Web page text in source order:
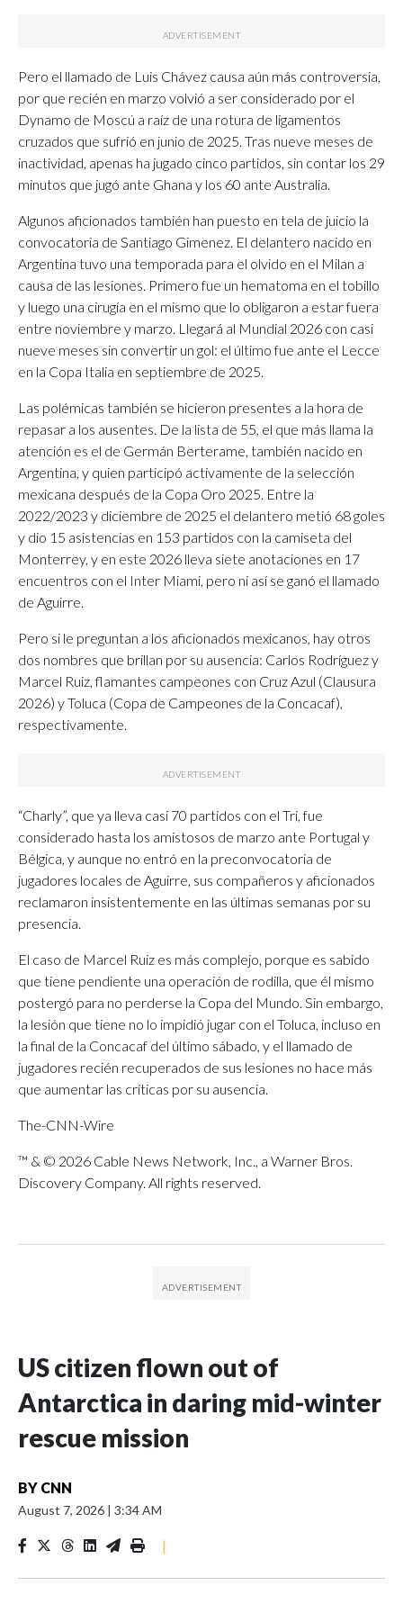
Pero el llamado de Luis Chávez causa aún más controversia,
por que recién en marzo volvió a ser considerado por el
Dynamo de Moscú a raíz de una rotura de ligamentos
cruzados que sufrió en junio de 2025. Tras nueve meses de
inactividad, apenas ha jugado cinco partidos, sin contar los 29
minutos que jugó ante Ghana y los 60 ante Australia.
Algunos aficionados también han puesto en tela de juicio la
convocatoria de Santiago Gimenez. El delantero nacido en
Argentina tuvo una temporada para el olvido en el Milan a
causa de las lesiones. Primero fue un hematoma en el tobillo
y luego una cirugía en el mismo que lo obligaron a estar fuera
entre noviembre y marzo. Llegará al Mundial 2026 con casi
nueve meses sin convertir un gol: el último fue ante el Lecce
en la Copa Italia en septiembre de 2025.
Las polémicas también se hicieron presentes a la hora de
repasar a los ausentes. De la lista de 55, el que más llama la
atención es el de Germán Berterame, también nacido en
Argentina, y quien participó activamente de la selección
mexicana después de la Copa Oro 2025. Entre la
2022/2023 y diciembre de 2025 el delantero metió 68 goles
y dio 15 asistencias en 153 partidos con la camiseta del
Monterrey, y en este 2026 lleva siete anotaciones en 17
encuentros con el Inter Miami, pero ni así se ganó el llamado
de Aguirre.
Pero si le preguntan a los aficionados mexicanos, hay otros
dos nombres que brillan por su ausencia: Carlos Rodríguez y
Marcel Ruiz, flamantes campeones con Cruz Azul (Clausura
2026) y Toluca (Copa de Campeones de la Concacaf),
respectivamente.
“Charly”, que ya lleva casi 70 partidos con el Tri, fue
considerado hasta los amistosos de marzo ante Portugal y
Bélgica, y aunque no entró en la preconvocatoria de
jugadores locales de Aguirre, sus compañeros y aficionados
reclamaron insistentemente en las últimas semanas por su
presencia.
El caso de Marcel Ruiz es más complejo, porque es sabido
que tiene pendiente una operación de rodilla, que él mismo
postergó para no perderse la Copa del Mundo. Sin embargo,
la lesión que tiene no lo impidió jugar con el Toluca, incluso en
la final de la Concacaf del último sábado, y el llamado de
jugadores recién recuperados de sus lesiones no hace más
que aumentar las críticas por su ausencia.
The-CNN-Wire
™ & © 2026 Cable News Network, Inc., a Warner Bros.
Discovery Company. All rights reserved.
US citizen flown out of
Antarctica in daring mid-winter
rescue mission
BY CNN
August 7, 2026 | 3:34 AM
|